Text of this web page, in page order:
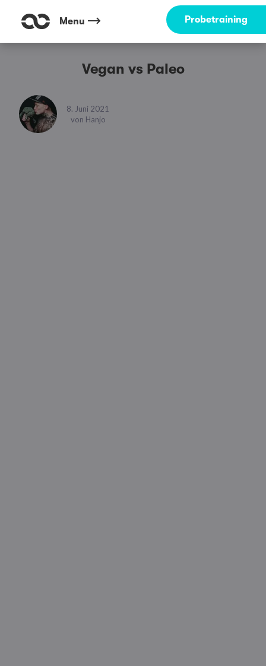
Menu Probetraining
Vegan vs Paleo
8. Juni 2021
von Hanjo